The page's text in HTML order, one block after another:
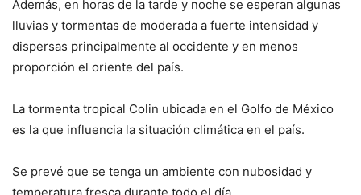
Además, en horas de la tarde y noche se esperan algunas
lluvias y tormentas de moderada a fuerte intensidad y
dispersas principalmente al occidente y en menos
proporción el oriente del país.
La tormenta tropical Colin ubicada en el Golfo de México
es la que influencia la situación climática en el país.
Se prevé que se tenga un ambiente con nubosidad y